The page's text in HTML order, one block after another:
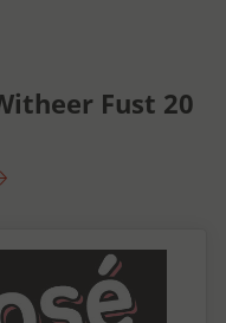
Fust 20